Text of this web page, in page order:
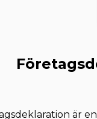
är